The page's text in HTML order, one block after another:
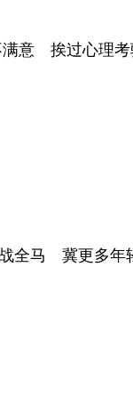
满意 挨过心理考
全马 冀更多年